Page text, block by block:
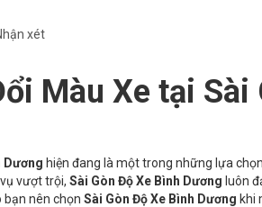
xét
Màu Xe tại Sài
Dương hiện đang là một trong những lựa
vượt trội, Sài Gòn Độ Xe Bình Dương luôn
bạn nên chọn Sài Gòn Độ Xe Bình Dương khi